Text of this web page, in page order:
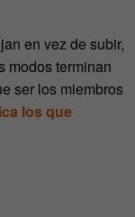
en vez de subir,
modos terminan
ser los miembros
los que